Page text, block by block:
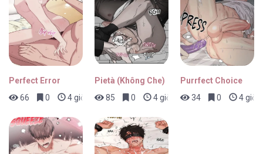
Perfect Error
66
0 4 giờ trước
Pietà (Không Che)
85
0 4 giờ trước
Purrfect Choice
34
0 4 giờ